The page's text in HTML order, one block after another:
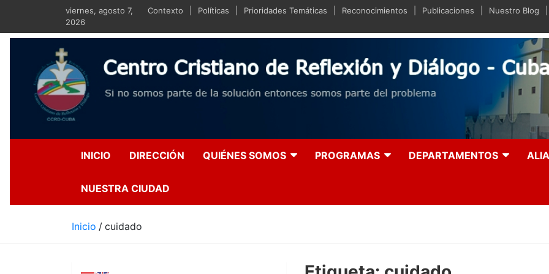
contenido
viernes, agosto 7,
2026
Contexto Políticas Prioridades Temáticas Reconocimientos Publicaciones Nuestro Blog
Centro Cristiano de Reflexión y
Si no somos parte de la solución entonces somos parte del problema
INICIO DIRECCIÓN QUIÉNES SOMOS PROGRAMAS DEPARTAMENTOS
NUESTRA CIUDAD
Inicio cuidado